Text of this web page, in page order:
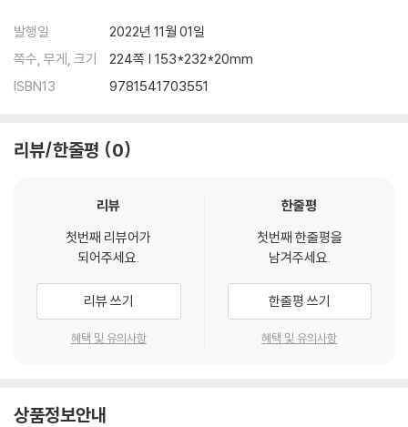
발행일
2022년 11월 01일
쪽수, 무게, 크기
224쪽 | 153*232*20mm
ISBN13
9781541703551
리뷰/한줄평 0
리뷰
첫번째 리뷰어가
되어주세요.
리뷰 쓰기
혜택 및 유의사항
한줄평
첫번째 한줄평을
남겨주세요.
한줄평 쓰기
혜택 및 유의사항
상품정보안내